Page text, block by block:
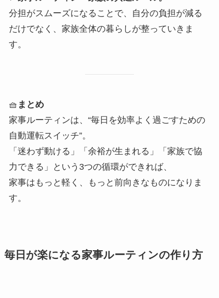
分担がスムーズになることで、自分の負担が減る
だけでなく、家族全体の暮らしが整っていきま
す。
🧺 まとめ
家事ルーティンは、“毎日を効率よく過ごすための
自動運転スイッチ”。
「迷わず動ける」「余裕が生まれる」「家族で協
力できる」という3つの循環ができれば、
家事はもっと軽く、もっと前向きなものになりま
す。
毎日が楽になる家事ルーティンの作り方